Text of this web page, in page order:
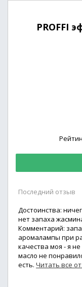
PROFFI
Последний отзыв
Достоинства:
нет запаха
Комментарий:
аромалампы при
качества моя - я
масло не
есть. Читать все